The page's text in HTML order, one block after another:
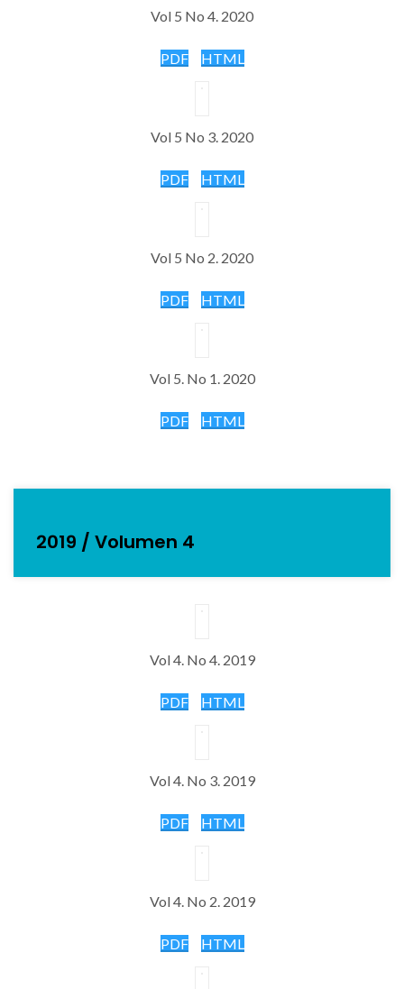
Vol 5 No 4. 2020
PDF HTML
Vol 5 No 3. 2020
PDF HTML
Vol 5 No 2. 2020
PDF HTML
Vol 5. No 1. 2020
PDF HTML
2019 / Volumen 4
Vol 4. No 4. 2019
PDF HTML
Vol 4. No 3. 2019
PDF HTML
Vol 4. No 2. 2019
PDF HTML